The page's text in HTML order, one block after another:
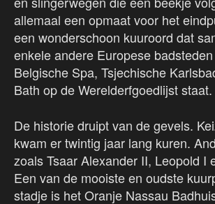
allemaal een opmaat voor het
een wonderschoon kuuroord dat
enkele andere Europese
Belgische Spa, Tsjechische
Bath op de Werelderfgoedlijst staat.
De historie druipt van de gevels.
kwam er twintig jaar lang kuren.
zoals Tsaar Alexander II, Leopold I
Een van de mooiste en oudste
stadje is het Oranje Nassau